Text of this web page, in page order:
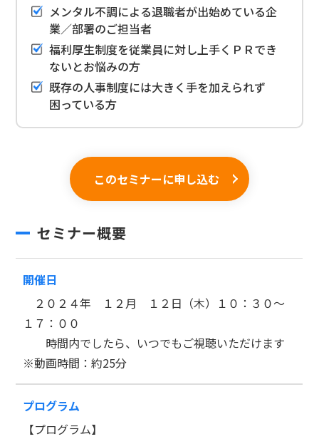
メンタル不調による退職者が出始めている企
業／部署のご担当者
福利厚生制度を従業員に対し上手くＰＲでき
ないとお悩みの方
既存の人事制度には大きく手を加えられず
困っている方
このセミナーに申し込む
セミナー概要
開催日
２０２４年 １２月 １２日（木）１０：３０～
１７：００
時間内でしたら、いつでもご視聴いただけます
※動画時間：約25分
プログラム
【プログラム】